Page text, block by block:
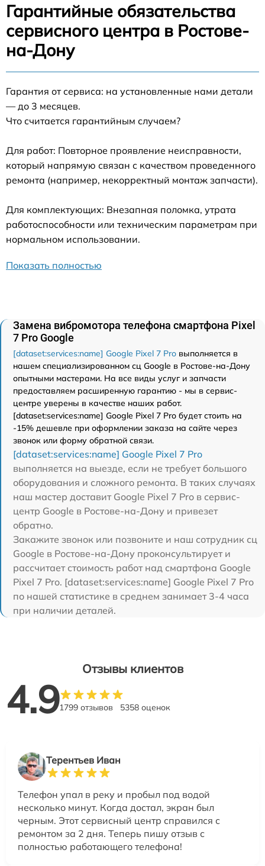
Гарантийные обязательства
сервисного центра в Ростове-
на-Дону
Гарантия от сервиса: на установленные нами детали
— до 3 месяцев.
Что считается гарантийным случаем?
Для работ: Повторное проявление неисправности,
который напрямую связан с качеством проведенного
ремонта (например, некорректный монтаж запчасти).
Для комплектующих: Внезапная поломка, утрата
работоспособности или техническим параметрам при
нормальном использовании.
Показать полностью
Замена вибромотора телефона смартфона Pixel
7 Pro Google
[dataset:services:name] Google Pixel 7 Pro выполняется в
нашем специализированном сц Google в Ростове-на-Дону
опытными мастерами. На все виды услуг и запчасти
предоставляем расширенную гарантию - мы в сервис-
центре уверены в качестве наших работ.
[dataset:services:name] Google Pixel 7 Pro будет стоить на
-15% дешевле при оформлении заказа на сайте через
звонок или форму обратной связи.
[dataset:services:name] Google Pixel 7 Pro
выполняется на выезде, если не требует большого
оборудования и сложного ремонта. В таких случаях
наш мастер доставит Google Pixel 7 Pro в сервис-
центр Google в Ростове-на-Дону и привезет
обратно.
Закажите звонок или позвоните и наш сотрудник сц
Google в Ростове-на-Дону проконсультирует и
рассчитает стоимость работ над смартфона Google
Pixel 7 Pro. [dataset:services:name] Google Pixel 7 Pro
по нашей статистике в среднем занимает 3-4 часа
при наличии деталей.
Отзывы клиентов
4.91799 отзывов 5358 оценок
Терентьев Иван
Телефон упал в реку и пробыл под водой
несколько минут. Когда достал, экран был
черным. Этот сервисный центр справился с
ремонтом за 2 дня. Теперь пишу отзыв с
полностью работающего телефона!